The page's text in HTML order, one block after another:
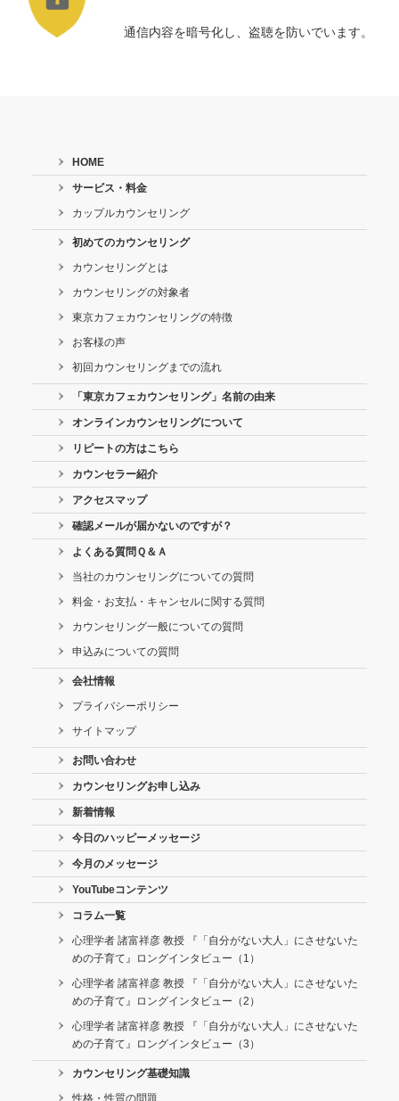
通信内容を暗号化し、盗聴を防いでいます。
HOME
サービス・料金
カップルカウンセリング
初めてのカウンセリング
カウンセリングとは
カウンセリングの対象者
東京カフェカウンセリングの特徴
お客様の声
初回カウンセリングまでの流れ
「東京カフェカウンセリング」名前の由来
オンラインカウンセリングについて
リピートの方はこちら
カウンセラー紹介
アクセスマップ
確認メールが届かないのですが？
よくある質問Ｑ＆Ａ
当社のカウンセリングについての質問
料金・お支払・キャンセルに関する質問
カウンセリング一般についての質問
申込みについての質問
会社情報
プライバシーポリシー
サイトマップ
お問い合わせ
カウンセリングお申し込み
新着情報
今日のハッピーメッセージ
今月のメッセージ
YouTubeコンテンツ
コラム一覧
心理学者 諸富祥彦 教授 『「自分がない大人」にさせないた
めの子育て』ロングインタビュー（1）
心理学者 諸富祥彦 教授 『「自分がない大人」にさせないた
めの子育て』ロングインタビュー（2）
心理学者 諸富祥彦 教授 『「自分がない大人」にさせないた
めの子育て』ロングインタビュー（3）
カウンセリング基礎知識
性格・性質の問題